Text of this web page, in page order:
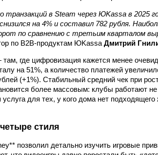
транзакций в Steam через ЮKassa в 2025
на 4% и составил 782 рубля.
по сравнению с третьим кварталом
по B2B-продуктам ЮKassa Дмитрий
где цифровизация кажется менее
на 51%, а количество платежей
(+1%). Стабильный средний чек при
более массовым: клубы работают
услуга для тех, у кого дома нет
стиля
позволил детально изучить игровые